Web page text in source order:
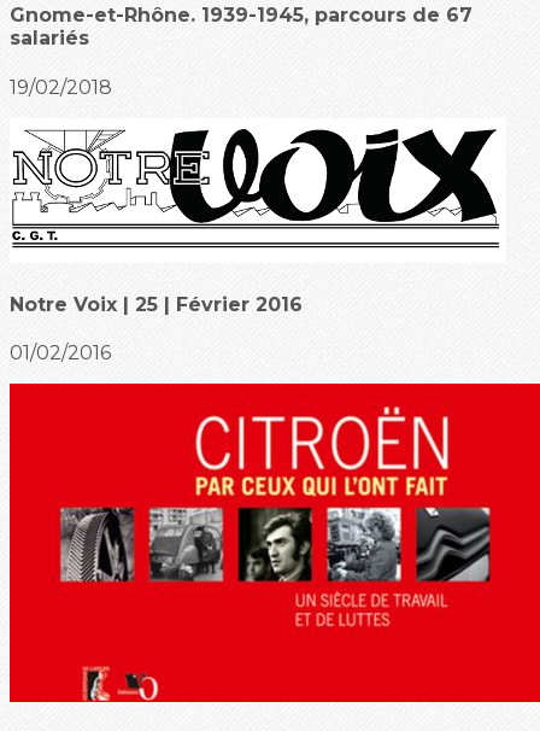
Gnome-et-Rhône. 1939-1945, parcours de 67
salariés
19/02/2018
Notre Voix | 25 | Février 2016
01/02/2016